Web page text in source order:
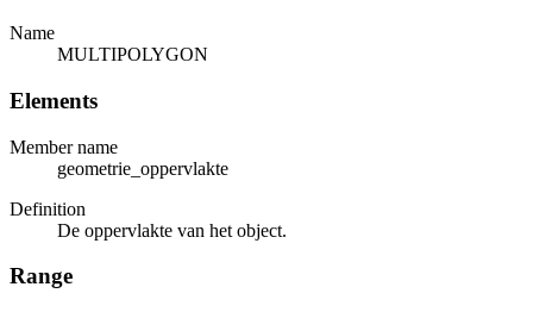
Name
MULTIPOLYGON
Elements
Member name
geometrie_oppervlakte
Definition
De oppervlakte van het object.
Range